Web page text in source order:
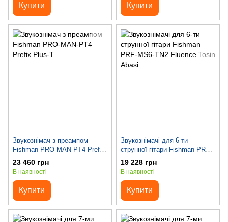
Купити Купити
Звукознімач з преампом
Fishman PRO-MAN-PT4 Prefix
Plus-T
23 460 грн
В наявності
Купити
Звукознімачі для 6-ти
струнної гітари Fishman PRF-
MS6-TN2 Fluence Tosin Abasi
19 228 грн
В наявності
Купити